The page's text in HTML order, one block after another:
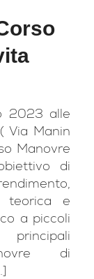
2023 alle
Via Manin
Manovre
di
teorica e
a piccoli
di